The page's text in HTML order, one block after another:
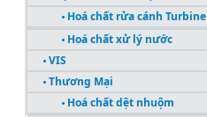
Hoá chất rửa cánh Turbine
Hoá chất xử lý nước
VIS
Thương Mại
Hoá chất dệt nhuộm